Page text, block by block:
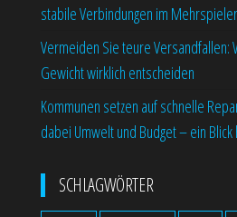
stabile Verbindungen im
Vermeiden Sie teure Versandfallen:
Gewicht wirklich entscheiden
Kommunen setzen auf schnelle
dabei Umwelt und Budget – ein
SCHLAGWÖRTER